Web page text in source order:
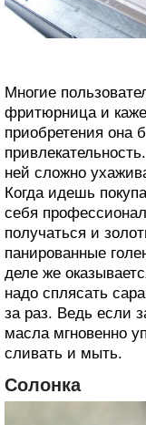
Многие
фритюрница и
приобретения она
ней сложно
Когда идешь
себя
получаться и
панированные
деле же
надо сплясать
за раз. Ведь если
масла мгновенно
сливать и мыть.
Солонка